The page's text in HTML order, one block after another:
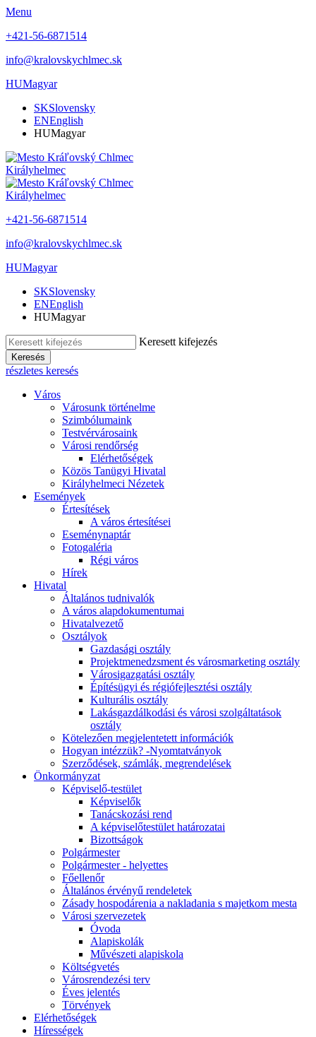
Menu
+421-56-6871514
info@kralovskychlmec.sk
HUMagyar
SKSlovensky
ENEnglish
HUMagyar
Királyhelmec
Királyhelmec
+421-56-6871514
info@kralovskychlmec.sk
HUMagyar
SKSlovensky
ENEnglish
HUMagyar
Keresett kifejezés
Keresés
részletes keresés
Város
Városunk történelme
Szimbólumaink
Testvérvárosaink
Városi rendőrség
Elérhetőségek
Közös Tanügyi Hivatal
Királyhelmeci Nézetek
Események
Értesítések
A város értesítései
Eseménynaptár
Fotogaléria
Régi város
Hírek
Hivatal
Általános tudnivalók
A város alapdokumentumai
Hivatalvezető
Osztályok
Gazdasági osztály
Projektmenedzsment és városmarketing osztály
Városigazgatási osztály
Építésügyi és régiófejlesztési osztály
Kulturális osztály
Lakásgazdálkodási és városi szolgáltatások
osztály
Kötelezően megjelentetett információk
Hogyan intézzük? -Nyomtatványok
Szerződések, számlák, megrendelések
Önkormányzat
Képviselő-testület
Képviselők
Tanácskozási rend
A képviselőtestület határozatai
Bizottságok
Polgármester
Polgármester - helyettes
Főellenőr
Általános érvényű rendeletek
Zásady hospodárenia a nakladania s majetkom mesta
Városi szervezetek
Óvoda
Alapiskolák
Művészeti alapiskola
Költségvetés
Városrendezési terv
Éves jelentés
Törvények
Elérhetőségek
Hírességek